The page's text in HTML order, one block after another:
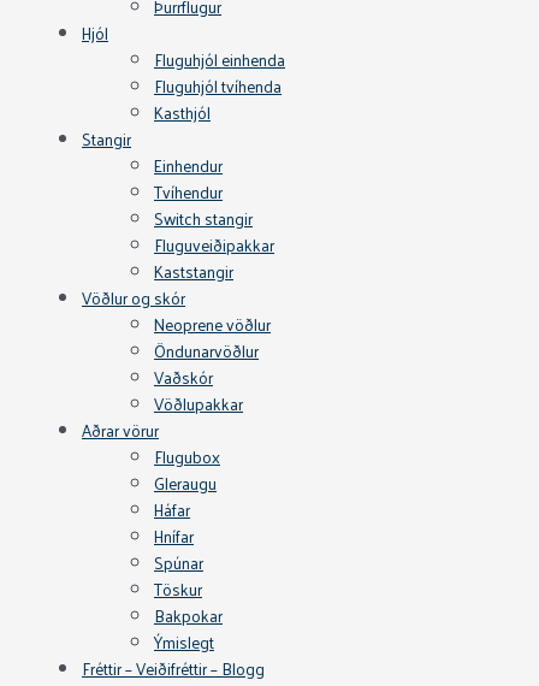
Þurrflugur
Hjól
Fluguhjól einhenda
Fluguhjól tvíhenda
Kasthjól
Stangir
Einhendur
Tvíhendur
Switch stangir
Fluguveiðipakkar
Kaststangir
Vöðlur og skór
Neoprene vöðlur
Öndunarvöðlur
Vaðskór
Vöðlupakkar
Aðrar vörur
Flugubox
Gleraugu
Háfar
Hnífar
Spúnar
Töskur
Bakpokar
Ýmislegt
Fréttir – Veiðifréttir – Blogg